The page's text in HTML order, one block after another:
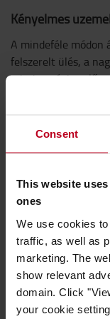
Consent
This website
ones
We use cookies
traffic, as well as
marketing. The
show relevant
domain. Click
your cookie
Kényelmes
A mindeféle módon
felszerelt ülés, a
minden